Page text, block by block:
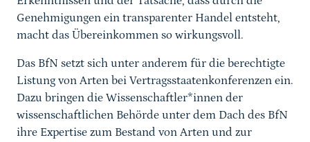
Genehmigungen ein transparenter Handel entsteht,
macht das Übereinkommen so wirkungsvoll.
Das BfN setzt sich unter anderem für die berechtigte
Listung von Arten bei Vertragsstaatenkonferenzen ein.
Dazu bringen die Wissenschaftler*innen der
wissenschaftlichen Behörde unter dem Dach des BfN
ihre Expertise zum Bestand von Arten und zur